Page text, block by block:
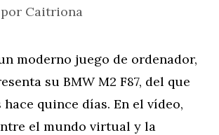
por Caitriona
moderno juego de ordenador,
su BMW M2 F87, del que
hace quince días. En el vídeo,
el mundo virtual y la